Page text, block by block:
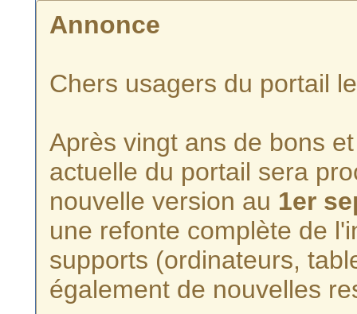
Annonce
Chers usagers du portail
Après vingt ans de bons
actuelle du portail sera
nouvelle version au 1er
une refonte complète de
supports (ordinateurs,
également de nouvelles